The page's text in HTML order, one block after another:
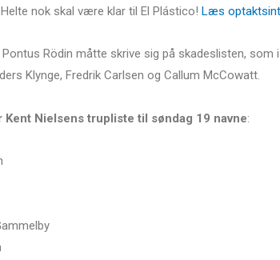
nok skal være klar til El Plástico! Læs
Rödin måtte skrive sig på skadeslisten,
Klynge, Fredrik Carlsen og Callum McCowatt.
Nielsens trupliste til søndag 19 navne: